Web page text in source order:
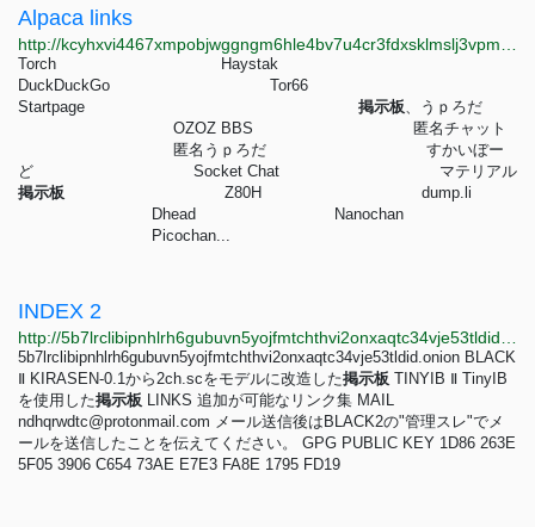
Alpaca links
Torch Haystak
DuckDuckGo Tor66
Startpage 掲示板、うｐろだ
OZOZ BBS 匿名チャット
匿名うｐろだ すかいぼー
ど Socket Chat マテリアル
掲示板 Z80H dump.li
Dhead Nanochan
Picochan...
INDEX 2
5b7lrclibipnhlrh6gubuvn5yojfmtchthvi2onxaqtc34vje53tldid.onion BLACK
Ⅱ KIRASEN-0.1から2ch.scをモデルに改造した掲示板 TINYIB Ⅱ TinyIB
を使用した掲示板 LINKS 追加が可能なリンク集 MAIL
ndhqrwdtc@protonmail.com メール送信後はBLACK2の"管理スレ"でメ
ールを送信したことを伝えてください。 GPG PUBLIC KEY 1D86 263E
5F05 3906 C654 73AE E7E3 FA8E 1795 FD19